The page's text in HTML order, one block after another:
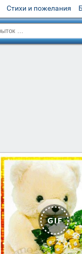
Стихи и пожелания